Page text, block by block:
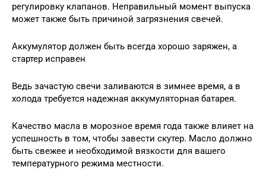
регулировку клапанов. Неправильный момент выпуска
может также быть причиной загрязнения свечей.
Аккумулятор должен быть всегда хорошо заряжен, а
стартер исправен
Ведь зачастую свечи заливаются в зимнее время, а в
холода требуется надежная аккумуляторная батарея.
Качество масла в морозное время года также влияет на
успешность в том, чтобы завести скутер. Масло должно
быть свежее и необходимой вязкости для вашего
температурного режима местности.